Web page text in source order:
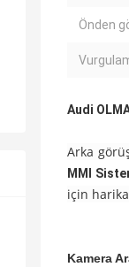
Önden
Audi
Arka
MMI
için
Kamera